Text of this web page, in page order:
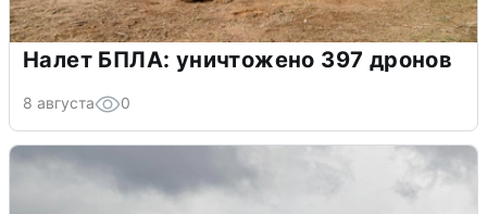
Налет БПЛА: уничтожено 397 дронов
8 августа 0